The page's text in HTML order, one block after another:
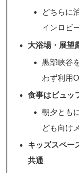
どちらに
インロビ
大浴場・展望
黒部峡谷
わず利用
食事はビュッ
朝夕とも
ども向け
キッズスペー
共通